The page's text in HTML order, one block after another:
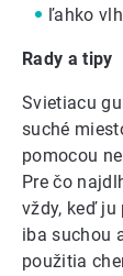
ľahko
Rady a tipy
Svietiacu
suché
pomocou
Pre čo
vždy, keď ju
iba suchou
použitia